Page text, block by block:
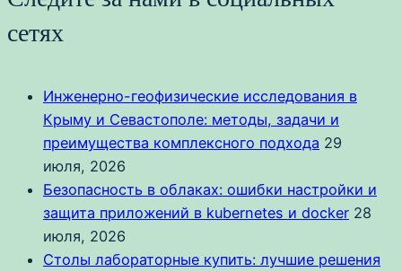
сетях
Инженерно-геофизические исследования в
Крыму и Севастополе: методы, задачи и
преимущества комплексного подхода 29
июля, 2026
Безопасность в облаках: ошибки настройки и
защита приложений в kubernetes и docker 28
июля, 2026
Столы лабораторные купить: лучшие решения